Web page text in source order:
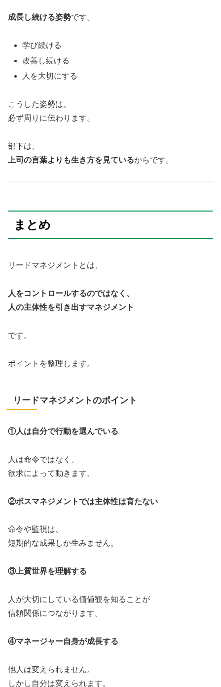
成長し続ける姿勢です。
学び続ける
改善し続ける
人を大切にする
こうした姿勢は、
必ず周りに伝わります。
部下は、
上司の言葉よりも生き方を見ているからです。
まとめ
リードマネジメントとは、
人をコントロールするのではなく、
人の主体性を引き出すマネジメント
です。
ポイントを整理します。
リードマネジメントのポイント
①人は自分で行動を選んでいる
人は命令ではなく、
欲求によって動きます。
②ボスマネジメントでは主体性は育たない
命令や監視は、
短期的な成果しか生みません。
③上質世界を理解する
人が大切にしている価値観を知ることが
信頼関係につながります。
④マネージャー自身が成長する
他人は変えられません。
しかし自分は変えられます。